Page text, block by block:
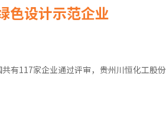
色设计示范企业
有117家企业通过评审，贵州川恒化工股份